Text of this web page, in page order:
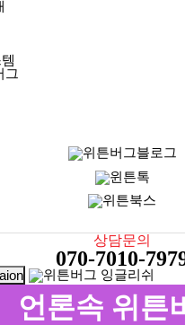
그
상담문의
070-7010-
언론속 위튼